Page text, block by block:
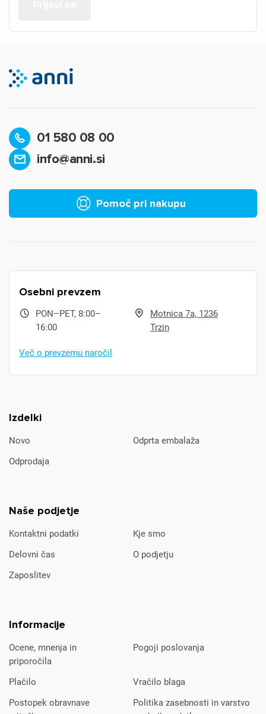
01 580 08 00
info@anni.si
Pomoč pri nakupu
Izdelki
Novo
Odprta embalaža
Odprodaja
Naše podjetje
Kontaktni podatki
Kje smo
Delovni čas
O podjetju
Zaposlitev
Informacije
Ocene, mnenja in
priporočila
Pogoji poslovanja
Plačilo
Vračilo blaga
Postopek obravnave
Politika zasebnosti in varstvo
Osebni prevzem
PON–PET, 8:00–
16:00
Motnica 7a, 1236
Trzin
Več o prevzemu naročil